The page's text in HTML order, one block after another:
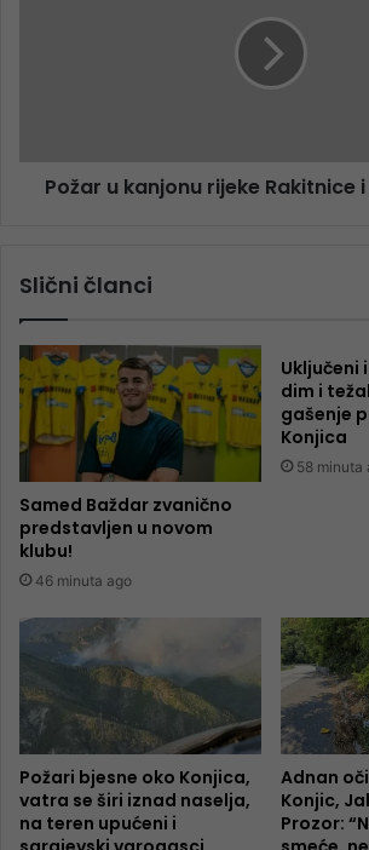
Požar u kanjonu rijeke Rakitnice
Slični članci
Samed Baždar zvanično
predstavljen u novom
klubu!
46 minuta ago
Uključeni
dim i
gašenje
Konjica
58 minuta
Požari bjesne oko Konjica,
vatra se širi iznad naselja,
na teren upućeni i
Adnan
Konjic,
Prozor: